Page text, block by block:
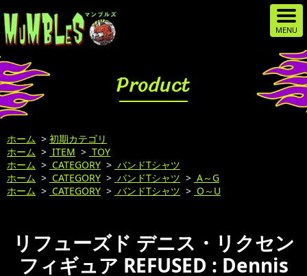
Product
ホーム > 初期カテゴリ
ホーム > ITEM > TOY
ホーム > CATEGORY > バンドTシャツ
ホーム > CATEGORY > バンドTシャツ > A～G
ホーム > CATEGORY > バンドTシャツ > O～U
リフューズド デニス・リクセン
フィギュア REFUSED : Dennis